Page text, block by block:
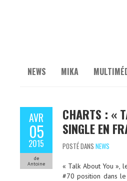
NEWS MIKA
AVR
05
2015
de
Antoine
CHARTS : «
SINGLE EN
POSTÉ DANS NEWS
« Talk About You »,
#70 position dans